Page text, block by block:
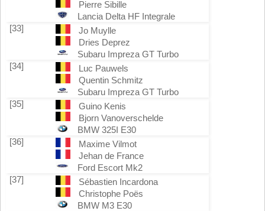
Pierre Sibille
Lancia Delta HF Integrale
[33]
Jo Muylle
Dries Deprez
Subaru Impreza GT Turbo
[34]
Luc Pauwels
Quentin Schmitz
Subaru Impreza GT Turbo
[35]
Guino Kenis
Bjorn Vanoverschelde
BMW 325I E30
[36]
Maxime Vilmot
Jehan de France
Ford Escort Mk2
[37]
Sébastien Incardona
Christophe Poës
BMW M3 E30